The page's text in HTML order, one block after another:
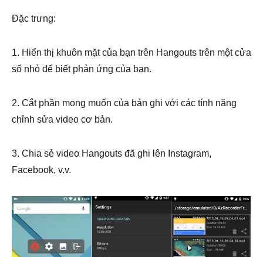
Đặc trưng:
1. Hiển thị khuôn mặt của bạn trên Hangouts trên một cửa
sổ nhỏ để biết phản ứng của bạn.
2. Cắt phần mong muốn của bản ghi với các tính năng
chỉnh sửa video cơ bản.
3. Chia sẻ video Hangouts đã ghi lên Instagram,
Facebook, v.v.